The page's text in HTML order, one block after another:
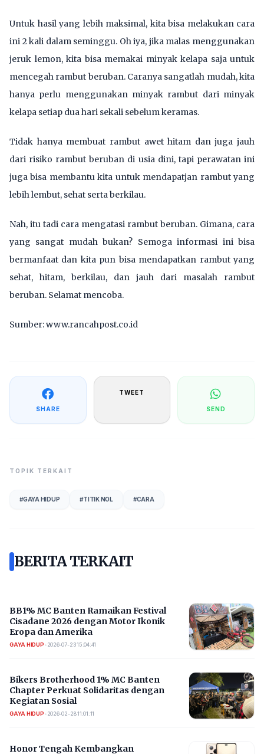
Untuk hasil yang lebih maksimal, kita bisa melakukan cara
ini 2 kali dalam seminggu. Oh iya, jika malas menggunakan
jeruk lemon, kita bisa memakai minyak kelapa saja untuk
mencegah rambut beruban. Caranya sangatlah mudah, kita
hanya perlu menggunakan minyak rambut dari minyak
kelapa setiap dua hari sekali sebelum keramas.
Tidak hanya membuat rambut awet hitam dan juga jauh
dari risiko rambut beruban di usia dini, tapi perawatan ini
juga bisa membantu kita untuk mendapatjan rambut yang
lebih lembut, sehat serta berkilau.
Nah, itu tadi cara mengatasi rambut beruban. Gimana, cara
yang sangat mudah bukan? Semoga informasi ini bisa
bermanfaat dan kita pun bisa mendapatkan rambut yang
sehat, hitam, berkilau, dan jauh dari masalah rambut
beruban. Selamat mencoba.
Sumber: www.rancahpost.co.id
SHARE
TWEET
SEND
TOPIK TERKAIT
#GAYA HIDUP #TITIK NOL #CARA
BERITA TERKAIT
BB1% MC Banten Ramaikan Festival
Cisadane 2026 dengan Motor Ikonik
Eropa dan Amerika
GAYA HIDUP• 2026-07-23 15:04:41
Bikers Brotherhood 1% MC Banten
Chapter Perkuat Solidaritas dengan
Kegiatan Sosial
GAYA HIDUP• 2026-02-28 11:01:11
Honor Tengah Kembangkan